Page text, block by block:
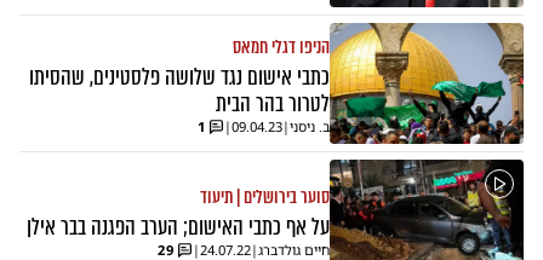
הניפו דגלי חמאס
כתבי אישום נגד שלושה פלסטינים, שהסיתו
לטרור בהר הבית
ב. ניסני|
09.04.23
|
1
סוער בירושלים | תיעוד
על אף כתבי האישום; הערב הפגנה בבר אילן
חיים גולדברג|
24.07.22
|
29